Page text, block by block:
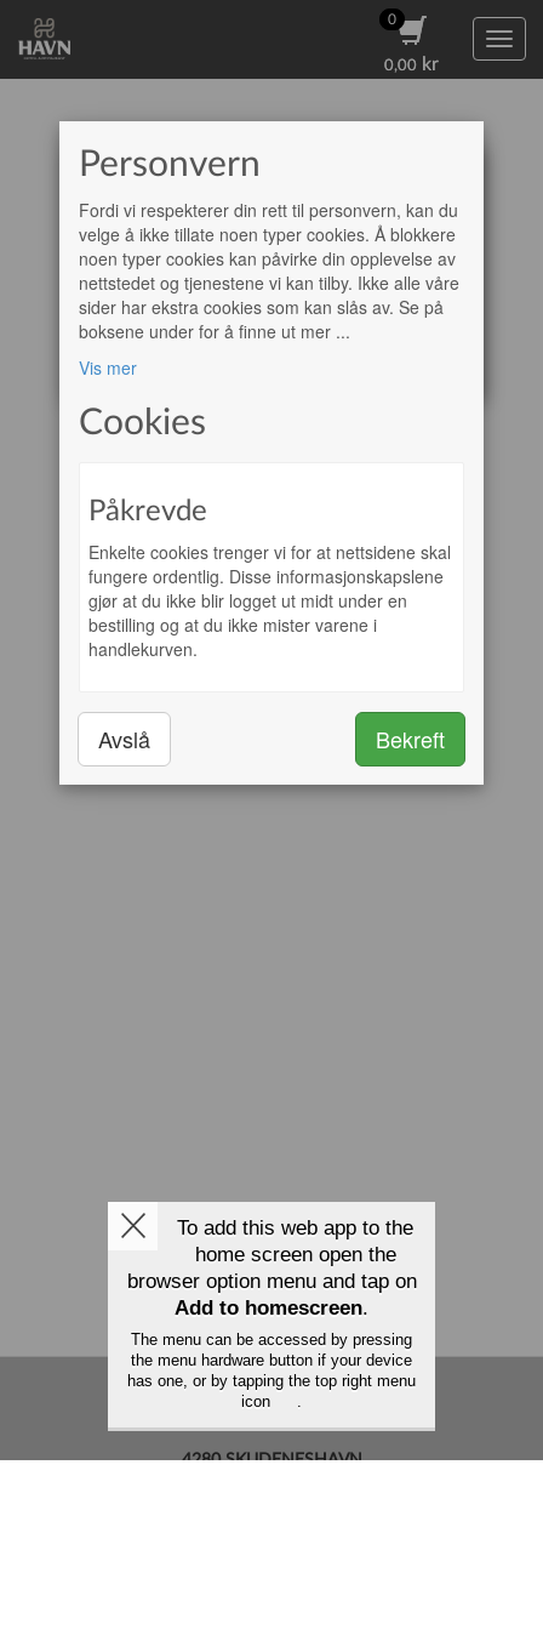
0,00 kr
0
0,00 kr
0
HANDLEKURV
Ingen varer i handlekurven
Totalt:0,00 Kr
Personvern
Fordi vi respekterer din rett til personvern, kan du
velge å ikke tillate noen typer cookies. Å blokkere
noen typer cookies kan påvirke din opplevelse av
nettstedet og tjenestene vi kan tilby. Ikke alle våre
sider har ekstra cookies som kan slås av. Se på
boksene under for å finne ut mer ...
Vis mer
Cookies
Påkrevde
Enkelte cookies trenger vi for at nettsidene skal
fungere ordentlig. Disse informasjonskapslene
gjør at du ikke blir logget ut midt under en
bestilling og at du ikke mister varene i
handlekurven.
Avslå Bekreft
HAVN HOTELL OG RESTAURANT AS
TORGET 6
4280 SKUDENESHAVN
To add this web app to the
home screen open the
browser option menu and tap on
Add to homescreen.
The menu can be accessed by pressing
the menu hardware button if your device
has one, or by tapping the top right menu
icon
.